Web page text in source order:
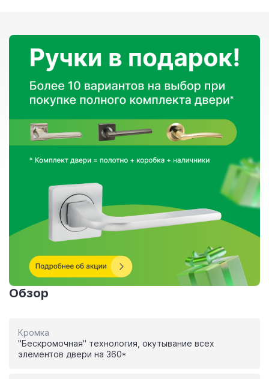
Обзор
Кромка
"Бескромочная" технология, окутывание всех
элементов двери на 360*